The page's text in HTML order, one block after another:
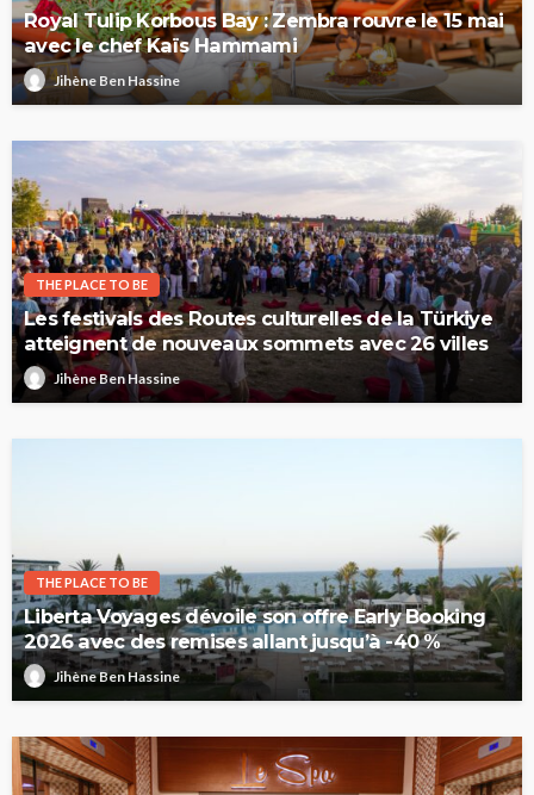
Royal Tulip Korbous Bay : Zembra rouvre le 15 mai
avec le chef Kaïs Hammami
Jihène Ben Hassine
THE PLACE TO BE
Les festivals des Routes culturelles de la Türkiye
atteignent de nouveaux sommets avec 26 villes
Jihène Ben Hassine
THE PLACE TO BE
Liberta Voyages dévoile son offre Early Booking
2026 avec des remises allant jusqu’à -40 %
Jihène Ben Hassine